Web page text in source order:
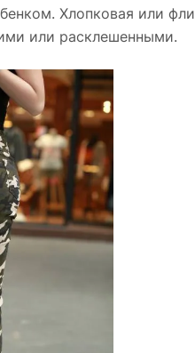
Хлопковая или
или расклешенными.